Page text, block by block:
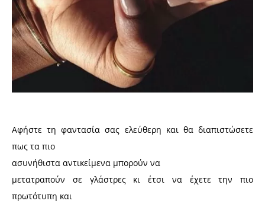
Αφήστε τη φαντασία σας ελεύθερη και θα διαπιστώσετε
πως τα πιο
ασυνήθιστα αντικείμενα μπορούν να
μετατραπούν σε γλάστρες κι έτσι να έχετε την πιο
πρωτότυπη και